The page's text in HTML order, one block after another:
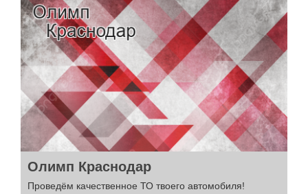
Олимп Краснодар
Проведём качественное ТО твоего автомобиля!